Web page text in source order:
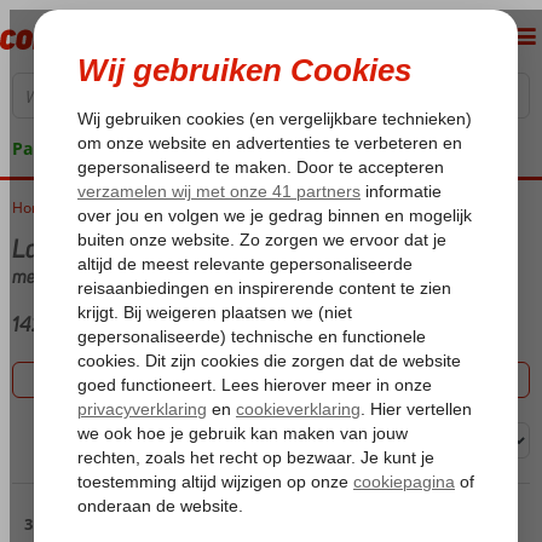
Pakketgarantie
Home Vakantie reizen
Last minute Egeische kust
met (Ultra) All Inclusive met Hotel
142 aanbiedingen
Filter 142 aanbiedingen
Sorteren op:
31 t/m 45 van de 142 accommodaties